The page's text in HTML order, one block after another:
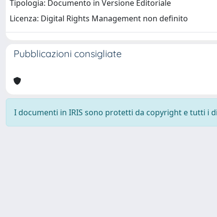
Tipologia: Documento in Versione Editoriale
Licenza: Digital Rights Management non definito
Pubblicazioni consigliate
I documenti in IRIS sono protetti da copyright e tutti i